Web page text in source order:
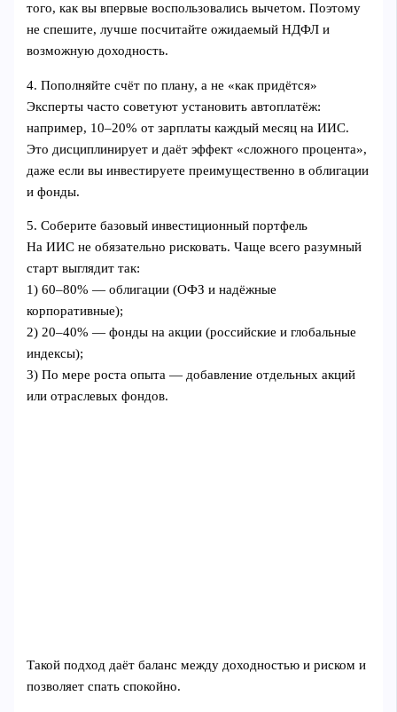
того, как вы впервые воспользовались вычетом. Поэтому
не спешите, лучше посчитайте ожидаемый НДФЛ и
возможную доходность.
4. Пополняйте счёт по плану, а не «как придётся»
Эксперты часто советуют установить автоплатёж:
например, 10–20% от зарплаты каждый месяц на ИИС.
Это дисциплинирует и даёт эффект «сложного процента»,
даже если вы инвестируете преимущественно в облигации
и фонды.
5. Соберите базовый инвестиционный портфель
На ИИС не обязательно рисковать. Чаще всего разумный
старт выглядит так:
1) 60–80% — облигации (ОФЗ и надёжные
корпоративные);
2) 20–40% — фонды на акции (российские и глобальные
индексы);
3) По мере роста опыта — добавление отдельных акций
или отраслевых фондов.
Такой подход даёт баланс между доходностью и риском и
позволяет спать спокойно.